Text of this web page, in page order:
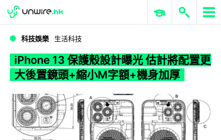
WWDC 2026 ERP 與商業 AI
科技娛樂 生活科技
iPhone 13 保護殼設計曝光 估計將配置更
大後置鏡頭+縮小M字額+機身加厚